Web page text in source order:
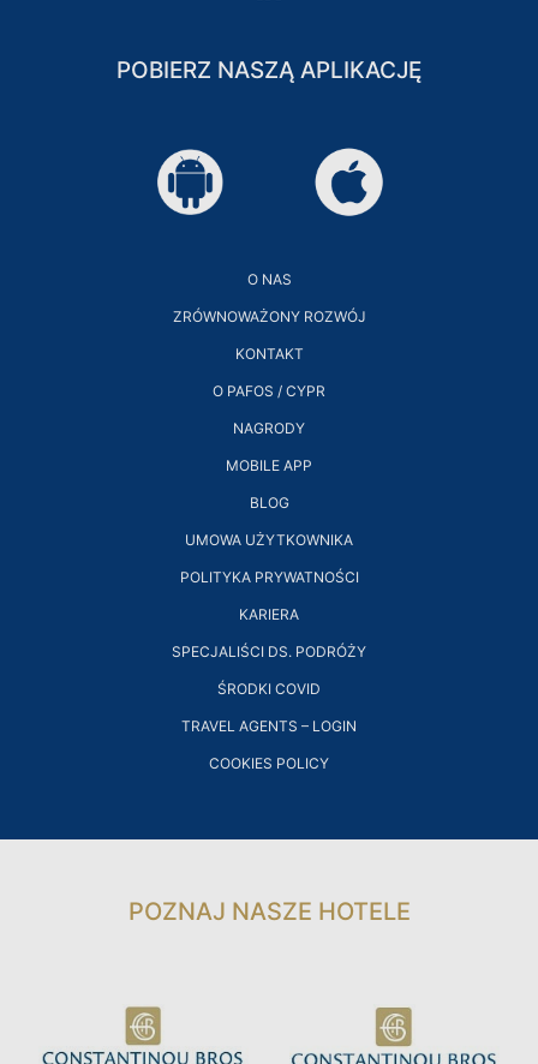
WAKACJE RODZINNE
WAKACJE NA KRĘGIELNI
WAKACJE TYLKO DLA
DOROSŁYCH
WESELA
KLUB LOJALNOŚCIOWY DLA
GOŚCI
POBIERZ NASZĄ APLIKACJĘ
O NAS
ZRÓWNOWAŻONY ROZWÓJ
KONTAKT
O PAFOS / CYPR
NAGRODY
MOBILE APP
BLOG
UMOWA UŻYTKOWNIKA
POLITYKA PRYWATNOŚCI
KARIERA
SPECJALIŚCI DS. PODRÓŻY
ŚRODKI COVID
TRAVEL AGENTS – LOGIN
COOKIES POLICY
POZNAJ NASZE HOTELE